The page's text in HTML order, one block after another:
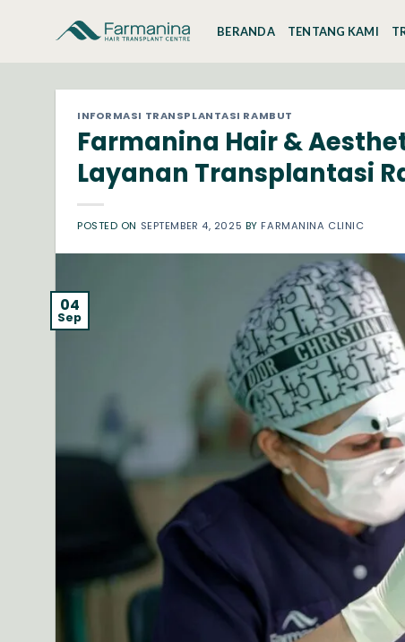
BERANDA TENTANG KAMI
INFORMASI TRANSPLANTASI RAMBUT
Farmanina Hair &
Layanan Transplantasi
POSTED ON SEPTEMBER 4, 2025 BY FARMANINA CLINIC
04
Sep